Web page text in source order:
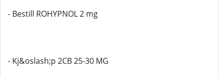
- Bestill ROHYPNOL 2 mg
- Kj&oslash;p 2CB 25-30 MG